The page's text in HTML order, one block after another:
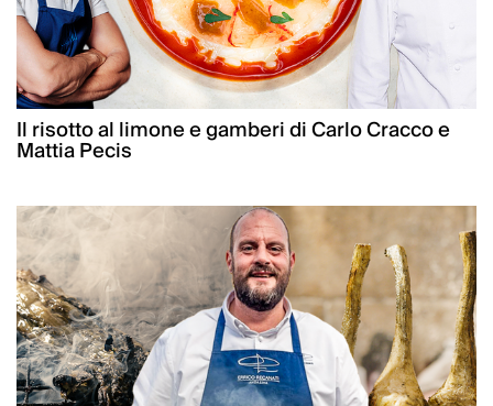
Il risotto al limone e gamberi di Carlo Cracco e
Mattia Pecis